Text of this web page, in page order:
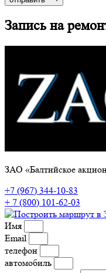
Запись на
ЗАО «Балтийское
+7 (967) 344-10-83
+ 7 (800) 101-62-03
Имя
Email
телефон
автомобиль